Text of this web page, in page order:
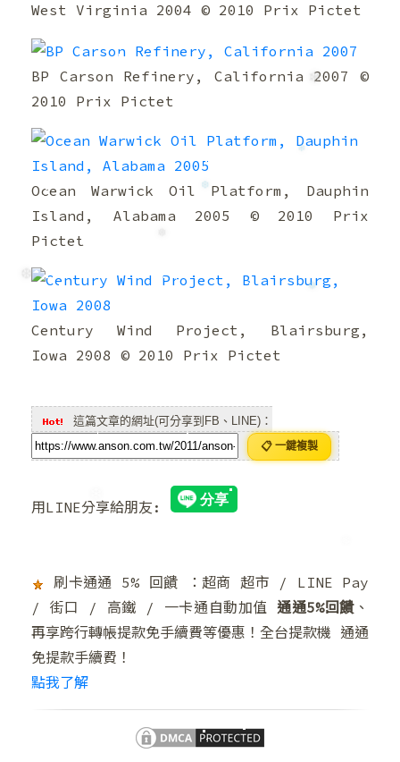
West Virginia 2004 © 2010 Prix Pictet
BP Carson Refinery, California 2007 ©
2010 Prix Pictet
Ocean Warwick Oil Platform, Dauphin
Island, Alabama 2005 © 2010 Prix
Pictet
Century Wind Project, Blairsburg,
Iowa 2008 © 2010 Prix Pictet
這篇文章的網址(可分享到FB、LINE)：
📋 一鍵複製
用LINE分享給朋友:
刷卡通通 5% 回饋 ：超商 超市 / LINE Pay
/ 街口 / 高鐵 / 一卡通自動加值通通5%回饋 、
再享跨行轉帳提款免手續費等優惠！全台提款機 通通
免提款手續費！
點我了解
❄
❄
❆
❅